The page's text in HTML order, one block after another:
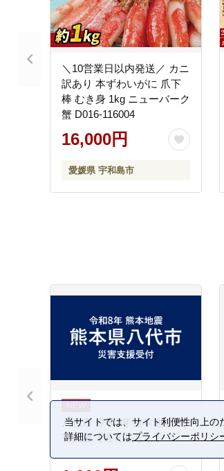
＼10営業日以内発送／ カニ
訳あり 本ずわいがに 爪下
棒 むき身 1kg ニューバーク
蟹 D016-116004
16,000円
愛媛県 宇和島市
八代市 令和8年熊本地震 災
害支援【返礼品なし】
当サイトでは、サイト利便性向上の
詳細についてはプライバシーポリシ